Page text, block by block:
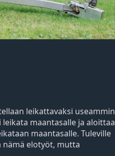
leikattavaksi useammin
maantasalle ja aloittaa
maantasalle. Tuleville
nämä elotyöt, mutta